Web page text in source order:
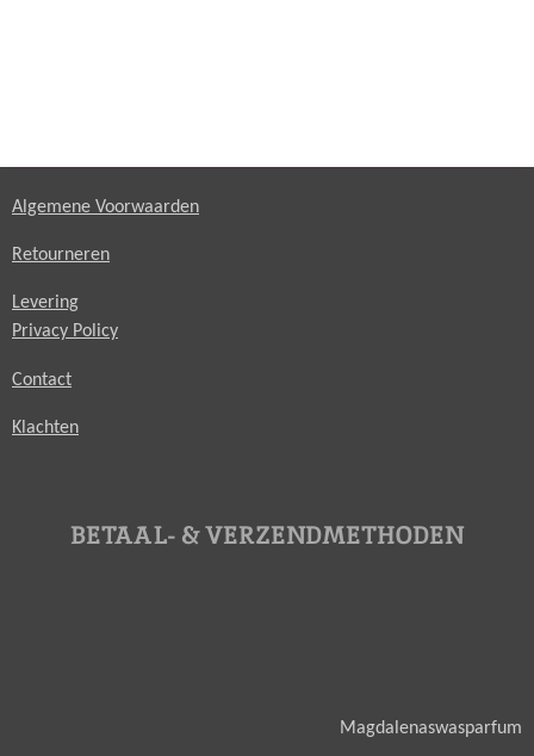
Algemene Voorwaarden
Retourneren
Levering
Privacy Policy
Contact
Klachten
BETAAL- & VERZENDMETHODEN
Magdalenaswasparfum